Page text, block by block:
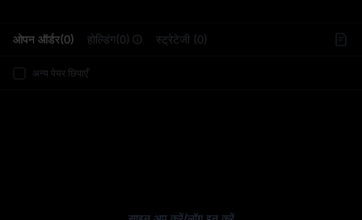
ओपन ऑर्डर(0) होल्डिंग(0) स्ट्रेटेजी (0)
अन्य पेयर छिपाएँ